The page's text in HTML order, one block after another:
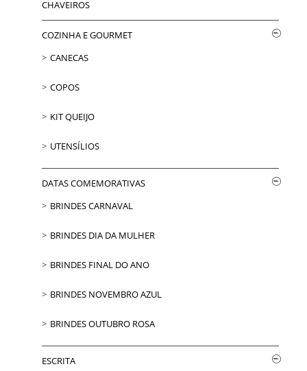
CHAVEIROS
COZINHA E GOURMET
CANECAS
COPOS
KIT QUEIJO
UTENSÍLIOS
DATAS COMEMORATIVAS
BRINDES CARNAVAL
BRINDES DIA DA MULHER
BRINDES FINAL DO ANO
BRINDES NOVEMBRO AZUL
BRINDES OUTUBRO ROSA
ESCRITA